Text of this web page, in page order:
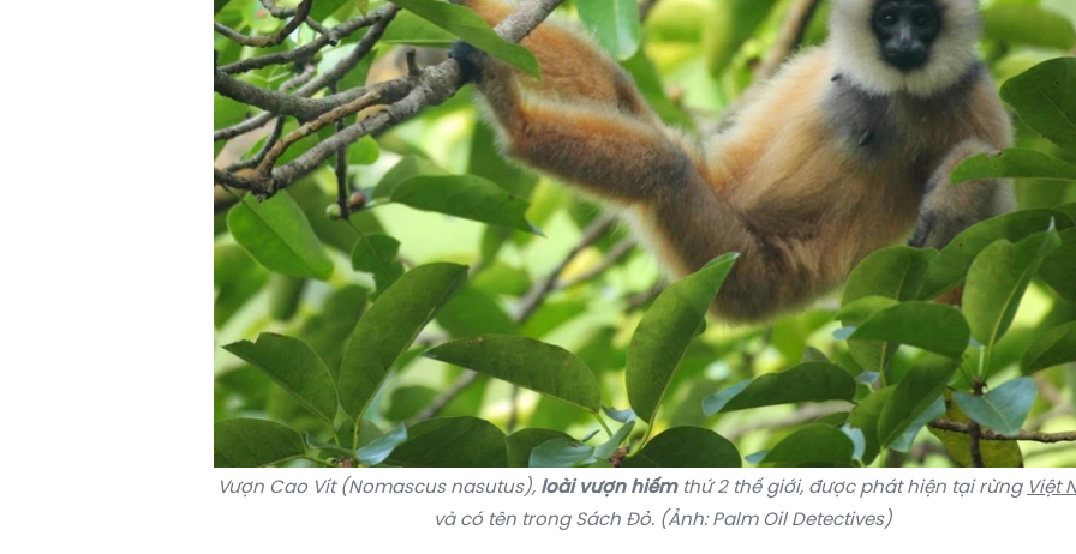
Vượn Cao Vít (Nomascus nasutus), loài vượn hiếmthứ 2 thế giới, được phát hiện tại rừng Việt
và có tên trong Sách Đỏ. (Ảnh: Palm Oil Detectives)